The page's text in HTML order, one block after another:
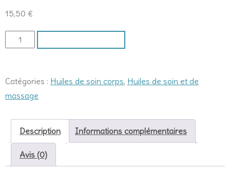
15,50 €
quantité
de
de
soin
nourrissante
Catégories : Huiles de soin corps, Huiles de soin et de
massage
Description Informations complémentaires
Avis (0)